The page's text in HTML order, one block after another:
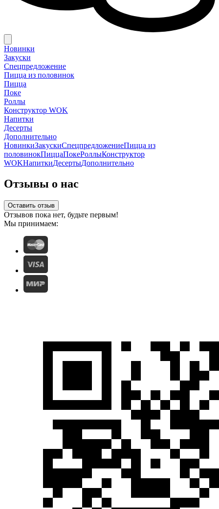
Новинки
Закуски
Спецпредложение
Пицца из половинок
Пицца
Поке
Роллы
Конструктор WOK
Напитки
Десерты
Дополнительно
НовинкиЗакускиСпецпредложениеПицца из
половинокПиццаПокеРоллыКонструктор
WOKНапиткиДесертыДополнительно
Отзывы о нас
Оставить отзыв
Отзывов пока нет, будьте первым!
Мы принимаем: